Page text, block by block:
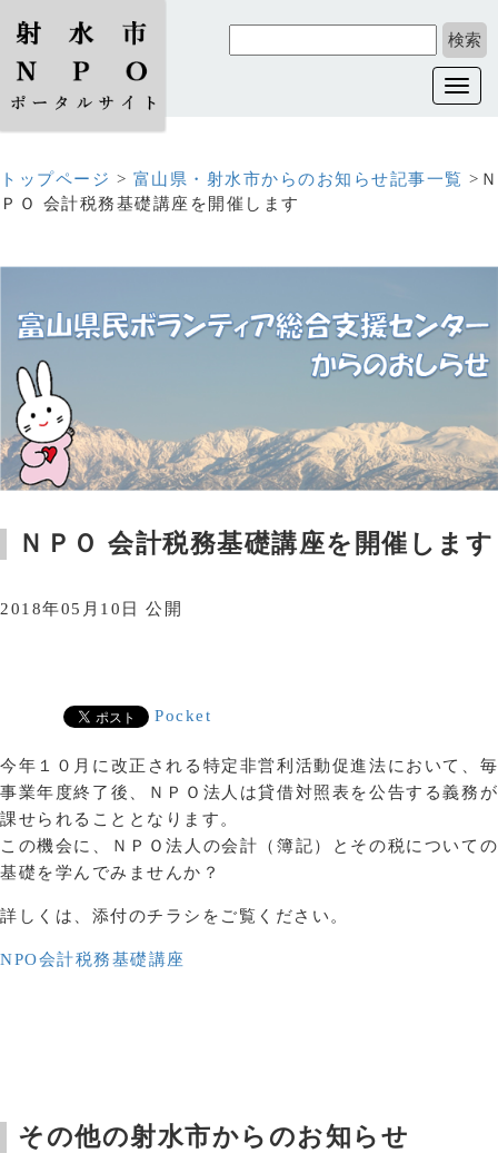
トップページ > 富山県・射水市からのお知らせ記事一覧 >Ｎ
ＰＯ 会計税務基礎講座を開催します
ＮＰＯ 会計税務基礎講座を開催します
2018年05月10日 公開
Pocket
今年１０月に改正される特定非営利活動促進法において、毎
事業年度終了後、ＮＰＯ法人は貸借対照表を公告する義務が
課せられることとなります。
この機会に、ＮＰＯ法人の会計（簿記）とその税についての
基礎を学んでみませんか？
詳しくは、添付のチラシをご覧ください。
NPO会計税務基礎講座
その他の射水市からのお知らせ